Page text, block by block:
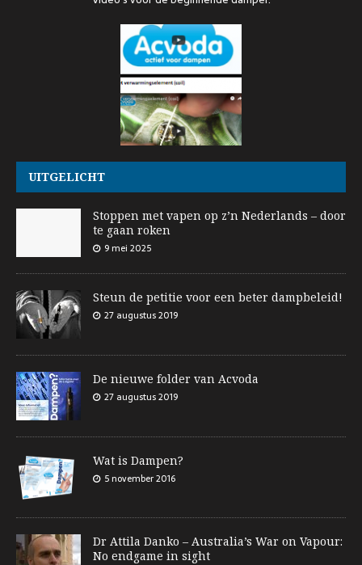
UITGELICHT
Stoppen met vapen op z’n Nederlands – door
te gaan roken
9 mei 2025
Steun de petitie voor een beter dampbeleid!
27 augustus 2019
De nieuwe folder van Acvoda
27 augustus 2019
Wat is Dampen?
5 november 2016
Dr Attila Danko – Australia’s War on Vapour:
No endgame in sight